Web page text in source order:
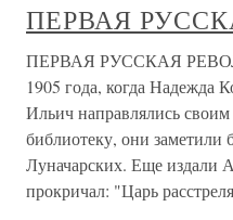
ПЕРВАЯ
ПЕРВАЯ РУССКАЯ
1905 года, когда Надежда
Ильич направлялись
библиотеку, они
Луначарских. Еще издали
прокричал: "Царь